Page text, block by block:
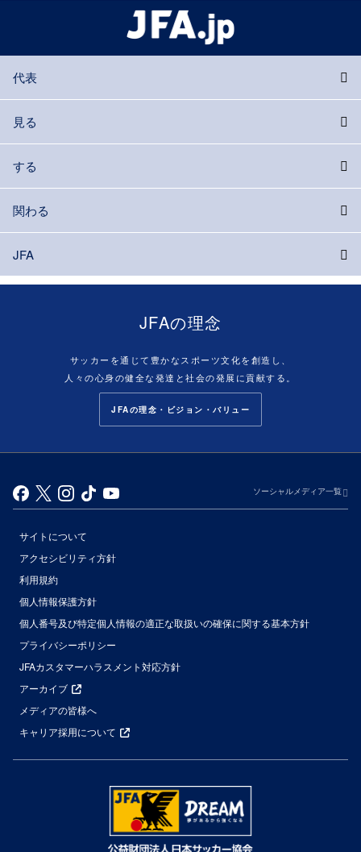
代表
見る
する
関わる
JFA
JFAの理念
サッカーを通じて豊かなスポーツ文化を創造し、
人々の心身の健全な発達と社会の発展に貢献する。
JFAの理念・ビジョン・バリュー
ソーシャルメディア一覧
サイトについて
アクセシビリティ方針
利用規約
個人情報保護方針
個人番号及び特定個人情報の適正な取扱いの確保に関する基本方針
プライバシーポリシー
JFAカスタマーハラスメント対応方針
アーカイブ
メディアの皆様へ
キャリア採用について